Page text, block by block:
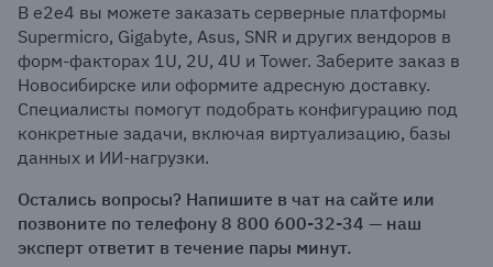
В e2e4 вы можете заказать серверные платформы
Supermicro, Gigabyte, Asus, SNR и других вендоров в
форм-факторах 1U, 2U, 4U и Tower. Заберите заказ в
Новосибирске или оформите адресную доставку.
Специалисты помогут подобрать конфигурацию под
конкретные задачи, включая виртуализацию, базы
данных и ИИ-нагрузки.
Остались вопросы? Напишите в чат на сайте или
позвоните по телефону 8 800 600-32-34 — наш
эксперт ответит в течение пары минут.